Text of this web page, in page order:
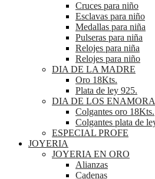
Cruces para niño
Esclavas para niño
Medallas para niña
Pulseras para niña
Relojes para niña
Relojes para niño
DIA DE LA MADRE
Oro 18Kts.
Plata de ley 925.
DIA DE LOS
Colgantes oro 18Kts.
Colgantes plata de
ESPECIAL PROFE
JOYERIA
JOYERIA EN ORO
Alianzas
Cadenas